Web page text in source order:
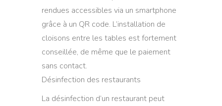
rendues accessibles via un smartphone
grâce à un QR code. L’installation de
cloisons entre les tables est fortement
conseillée, de même que le paiement
sans contact.
Désinfection des restaurants
La désinfection d’un restaurant peut